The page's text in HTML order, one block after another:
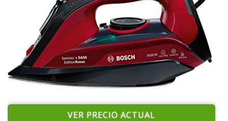
VER PRECIO ACTUAL